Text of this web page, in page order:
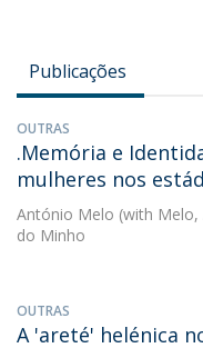
Publicações
OUTRAS
.Memória e
mulheres nos
António Melo (with
do Minho
OUTRAS
A 'areté' helénica